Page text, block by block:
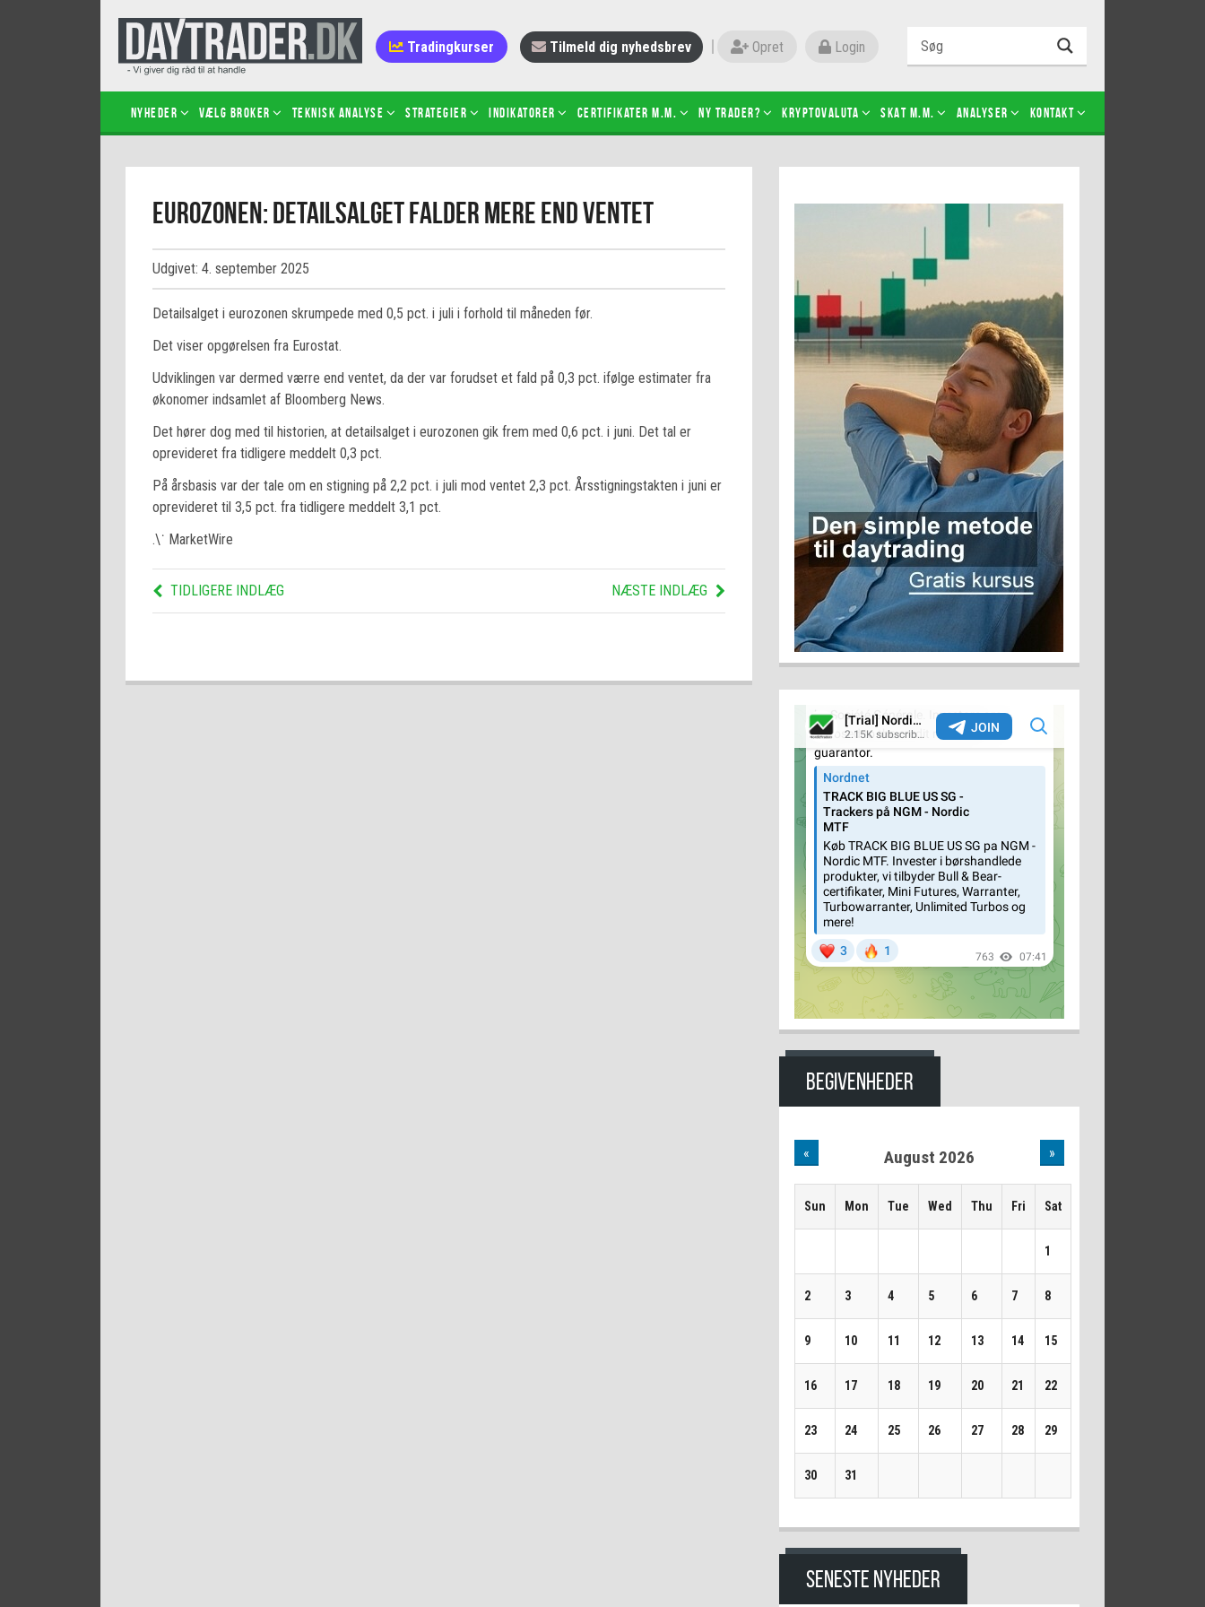
Tradingkurser Tilmeld dig nyhedsbrev Opret Login
Nyheder Vælg broker Teknisk analyse Strategier Indikatorer Certifikater m.m. Ny trader?
Kopiér de bedste tradere og
investorer
Sådan bruges stop-loss
Sådan fungerer BULL & BEAR-
Det betyder de nye ESMA-regler
Gearing af aktier – hvad er det?
Futures-kontrakter
Kopier Jeppe Kirk Bonde
Kryptovaluta SKAT m.m. Analyser Kontakt
Eurozonen: Detailsalget falder mere end ventet
Udgivet: 4. september 2025
Detailsalget i eurozonen skrumpede med 0,5 pct. i juli i forhold til måneden før.
Det viser opgørelsen fra Eurostat.
Udviklingen var dermed værre end ventet, da der var forudset et fald på 0,3 pct. ifølge estimater fra
økonomer indsamlet af Bloomberg News.
Det hører dog med til historien, at detailsalget i eurozonen gik frem med 0,6 pct. i juni. Det tal er
oprevideret fra tidligere meddelt 0,3 pct.
På årsbasis var der tale om en stigning på 2,2 pct. i juli mod ventet 2,3 pct. Årsstigningstakten i juni er
oprevideret til 3,5 pct. fra tidligere meddelt 3,1 pct.
.\˙ MarketWire
TIDLIGERE INDLÆG NÆSTE INDLÆG
BEGIVENHEDER
« August 2026 »
Sun Mon Tue Wed Thu Fri Sat
1
2 3 4 5 6 7 8
9 10 11 12 13 14 15
16 17 18 19 20 21 22
23 24 25 26 27 28 29
30 31
SENESTE NYHEDER